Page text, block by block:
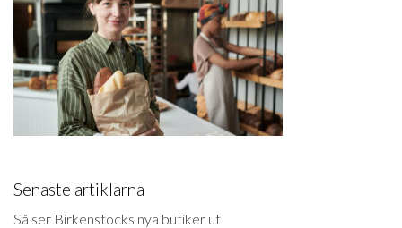
Senaste artiklarna
Så ser Birkenstocks nya butiker ut